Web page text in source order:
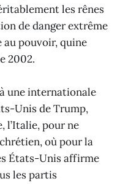
les rênes
de danger extrême
au pouvoir, quine
2002.
une internationale
Unis de Trump,
l’Italie, pour ne
où pour la
États-Unis affirme
les partis